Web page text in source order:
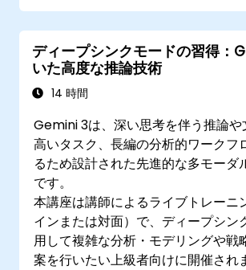
ディープシンクモードの習得：
いた高度な推論技術
14 時間
Gemini 3は、深い思考を伴う推論
高いタスク、長編の分析的ワークフ
るため設計された先進的な多モーダ
です。
本講座は講師によるライブトレーニ
インまたは対面）で、ディープシン
用して複雑な分析・モデリングや戦
案を行いたい上級者向けに開催され